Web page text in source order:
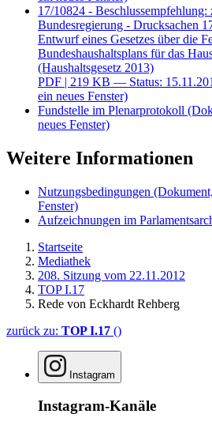
17/10824 -
Bundesregierung - Drucksachen
Entwurf eines Gesetzes über die
Bundeshaushaltsplans für das
(Haushaltsgesetz 2013)
PDF | 219 KB — Status:
ein neues Fenster)
Fundstelle im Plenarprotokoll
neues Fenster)
Weitere Informationen
Nutzungsbedingungen
Fenster)
Aufzeichnungen im
Startseite
Mediathek
208. Sitzung vom 22.11.2012
TOP I.17
Rede von Eckhardt Rehberg
zurück zu: TOP I.17 ()
Instagram
Instagram-Kanäle